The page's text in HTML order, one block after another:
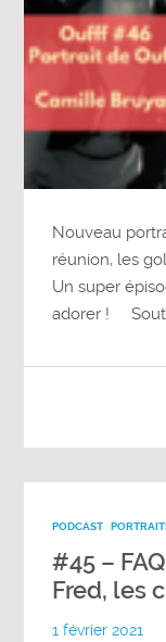
Nouveau
réunion, les
Un super
adorer !
PODCAST
#45 –
Fred, les
1 février 2021